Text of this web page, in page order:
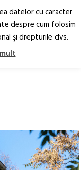
RO EN
datelor cu caracter
despre cum folosim
şi drepturile dvs.